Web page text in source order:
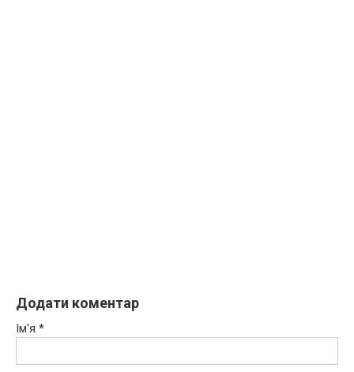
Додати коментар
Ім'я *